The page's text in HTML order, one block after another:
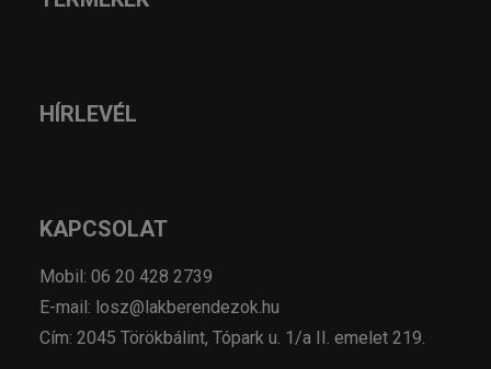
HÍRLEVÉL
KAPCSOLAT
Mobil: 06 20 428 2739
E-mail: losz@lakberendezok.hu
Cím: 2045 Törökbálint, Tópark u. 1/a II. emelet 219.